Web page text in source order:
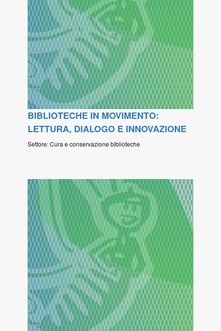
BIBLIOTECHE IN MOVIMENTO:
LETTURA, DIALOGO E INNOVAZIONE
Settore: Cura e conservazione biblioteche